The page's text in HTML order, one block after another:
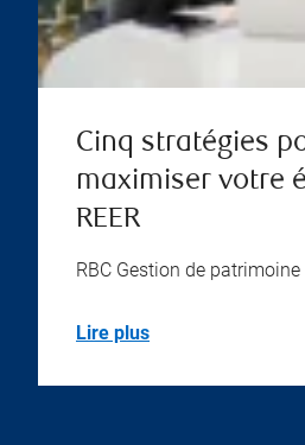
Cinq stratégies
maximiser votre
REER
RBC Gestion de patrimoine
Lire plus